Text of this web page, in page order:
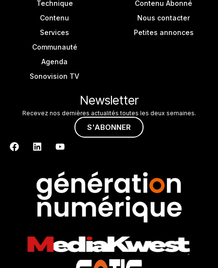
Technique
Contenu
Services
Communauté
Agenda
Sonovision TV
Contenu Abonné
Nous contacter
Petites annonces
Newsletter
Recevez nos dernières actualités toutes les deux semaines.
S'ABONNER